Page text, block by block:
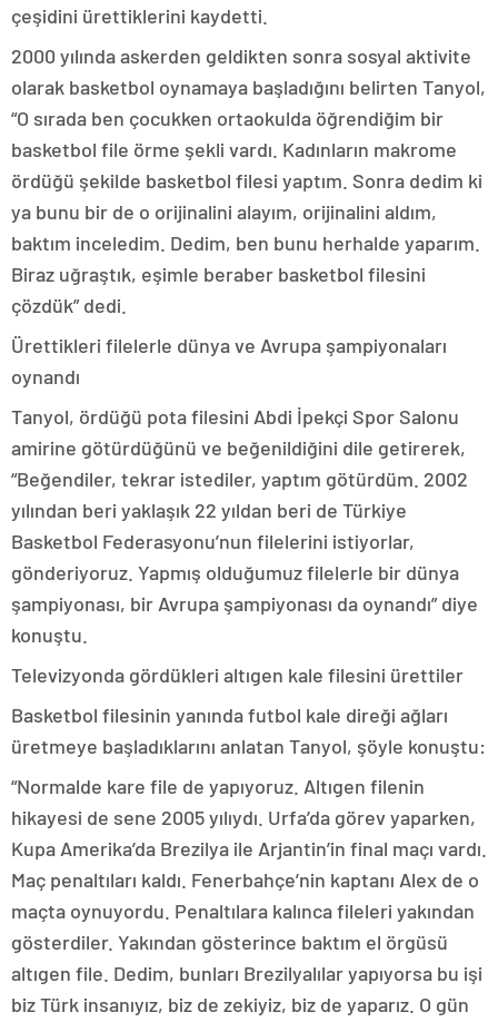
çeşidini ürettiklerini kaydetti.
2000 yılında askerden geldikten sonra sosyal aktivite
olarak basketbol oynamaya başladığını belirten Tanyol,
“O sırada ben çocukken ortaokulda öğrendiğim bir
basketbol file örme şekli vardı. Kadınların makrome
ördüğü şekilde basketbol filesi yaptım. Sonra dedim ki
ya bunu bir de o orijinalini alayım, orijinalini aldım,
baktım inceledim. Dedim, ben bunu herhalde yaparım.
Biraz uğraştık, eşimle beraber basketbol filesini
çözdük” dedi.
Ürettikleri filelerle dünya ve Avrupa şampiyonaları
oynandı
Tanyol, ördüğü pota filesini Abdi İpekçi Spor Salonu
amirine götürdüğünü ve beğenildiğini dile getirerek,
“Beğendiler, tekrar istediler, yaptım götürdüm. 2002
yılından beri yaklaşık 22 yıldan beri de Türkiye
Basketbol Federasyonu’nun filelerini istiyorlar,
gönderiyoruz. Yapmış olduğumuz filelerle bir dünya
şampiyonası, bir Avrupa şampiyonası da oynandı” diye
konuştu.
Televizyonda gördükleri altıgen kale filesini ürettiler
Basketbol filesinin yanında futbol kale direği ağları
üretmeye başladıklarını anlatan Tanyol, şöyle konuştu:
“Normalde kare file de yapıyoruz. Altıgen filenin
hikayesi de sene 2005 yılıydı. Urfa’da görev yaparken,
Kupa Amerika’da Brezilya ile Arjantin’in final maçı vardı.
Maç penaltıları kaldı. Fenerbahçe’nin kaptanı Alex de o
maçta oynuyordu. Penaltılara kalınca fileleri yakından
gösterdiler. Yakından gösterince baktım el örgüsü
altıgen file. Dedim, bunları Brezilyalılar yapıyorsa bu işi
biz Türk insanıyız, biz de zekiyiz, biz de yaparız. O gün